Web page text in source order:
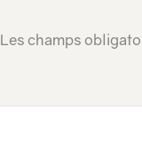
Les champs